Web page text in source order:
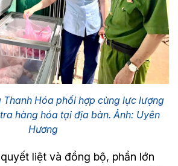
Thanh Hóa phối hợp cùng lực lượng
hàng hóa tại địa bàn. Ảnh: Uyên
Hương
liệt và đồng bộ, phần lớn